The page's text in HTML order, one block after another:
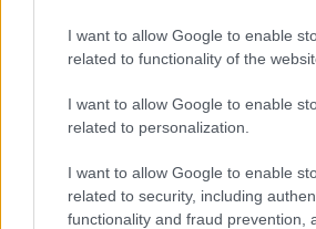
I want to allow Google to enable
related to functionality of the
I want to allow Google to enable
related to personalization.
I want to allow Google to enable
related to security, including
functionality and fraud prevention,